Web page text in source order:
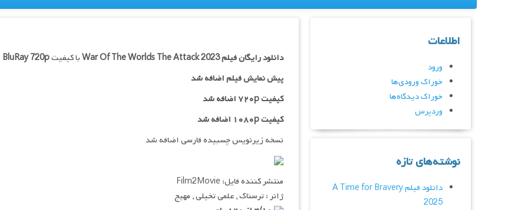
دانلود رایگان فیلمWar Of The Worlds The Attack 2023با کیفیتBluRay 720p
پیش نمایش فیلم اضافه شد
کیفیت ۷۲۰p اضافه شد
کیفیت ۱۰۸۰p اضافه شد
نسخه زیرنویس چسبیده فارسی اضافه شد
منتشر کننده فایل: Film2Movie
ژانر : ترسناک , علمی تخیلی , مهیج
اطلاعات
ورود
خوراک ورودی‌ها
خوراک دیدگاه‌ها
وردپرس
نوشته‌های تازه
دانلود فیلم A Time for Bravery
2025